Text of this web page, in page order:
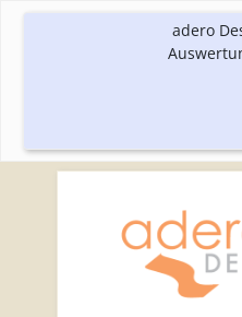
adero